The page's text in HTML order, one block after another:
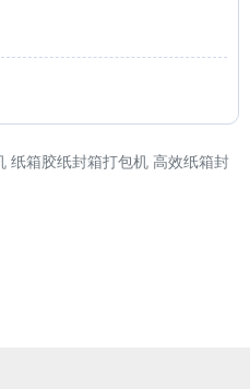
纸箱胶纸封箱打包机 高效纸箱封